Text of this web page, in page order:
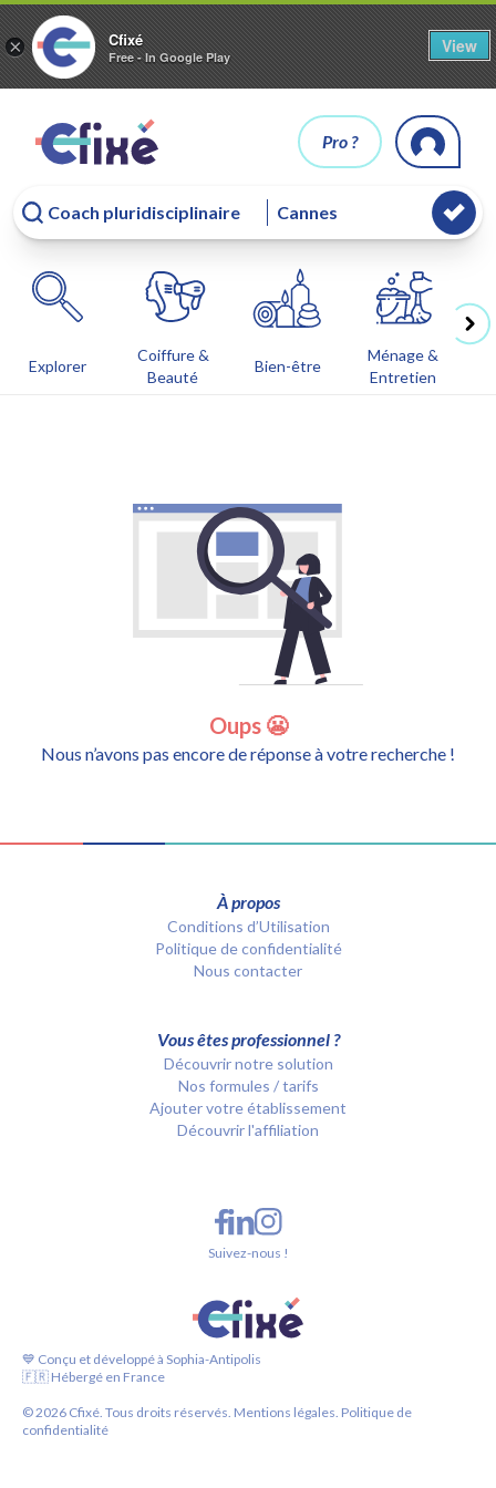
× Cfixé
Free - In Google Play
View
Pro ?
Explorer
Coiffure &
Beauté
Bien-être
Ménage &
Entretien
Oups 😬
Nous n’avons pas encore de réponse à votre recherche !
À propos
Conditions d’Utilisation
Politique de confidentialité
Nous contacter
Vous êtes professionnel ?
Découvrir notre solution
Nos formules / tarifs
Ajouter votre établissement
Découvrir l'affiliation
💙 Conçu et développé à Sophia-Antipolis
🇫🇷 Hébergé en France
©2026 Cfixé. Tous droits réservés. Mentions légales. Politique de
confidentialité
Suivez-nous !